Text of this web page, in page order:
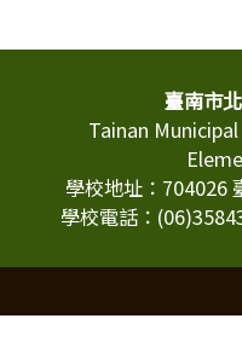
頁尾區域內容臺南市
Tainan
學校地址：704026
學校電話：